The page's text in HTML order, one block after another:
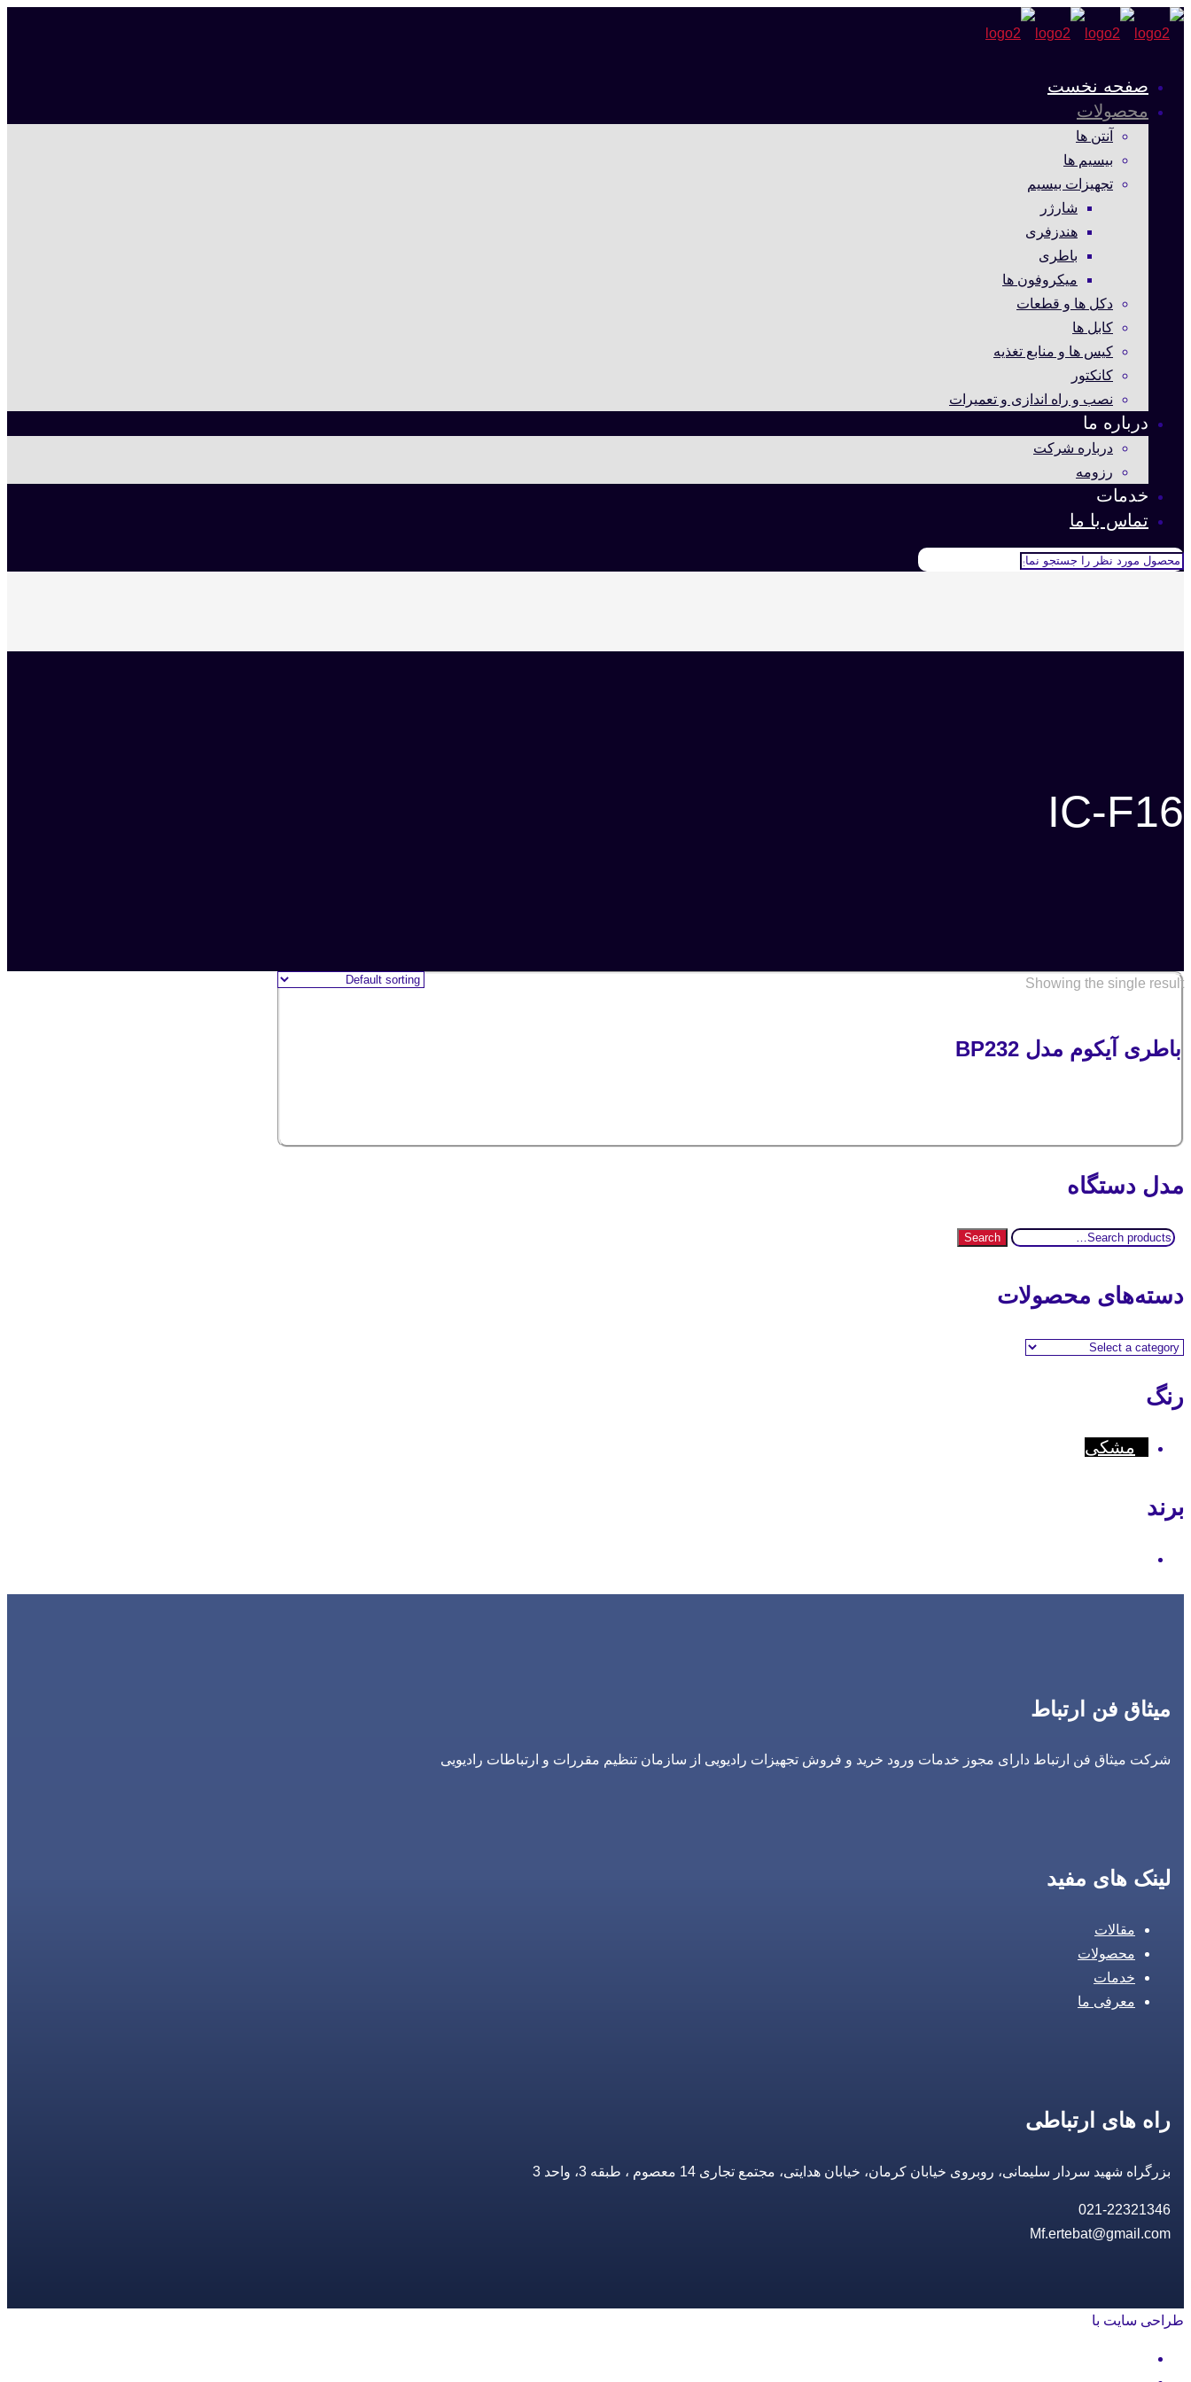
صفحه نخست
محصولات
آنتن ها
بیسیم ها
تجهیزات بیسیم
شارژر
هندزفری
باطری
میکروفون ها
دکل ها و قطعات
کابل ها
کیس ها و منابع تغذیه
کانکتور
نصب و راه اندازی و تعمیرات
درباره ما
درباره شرکت
رزومه
خدمات
تماس با ما
IC-F16
Showing the single result
باطری آیکوم مدل BP232
مدل دستگاه
Search
Search
دسته‌های محصولات
رنگ
مشکی
برند
میثاق فن ارتباط
شرکت میثاق فن ارتباط دارای مجوز خدمات ورود خرید و فروش تجهیزات رادیویی از سازمان تنظیم مقررات و ارتباطات رادیویی
لینک های مفید
مقالات
محصولات
خدمات
معرفی ما
راه های ارتباطی
بزرگراه شهید سردار سلیمانی، روبروی خیابان کرمان، خیابان هدایتی، مجتمع تجاری 14 معصوم ، طبقه 3، واحد 3
021-22321346
Mf.ertebat@gmail.com
طراحی سایت با